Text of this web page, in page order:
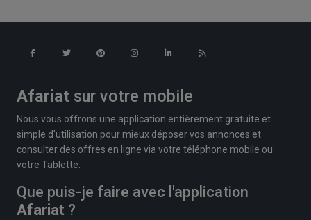
Afariat sur votre mobile
Nous vous offrons une application entièrement gratuite et
simple d'utilisation pour mieux déposer vos annonces et
consulter des offres en ligne via votre téléphone mobile ou
votre Tablette.
Que puis-je faire avec l'application
Afariat ?